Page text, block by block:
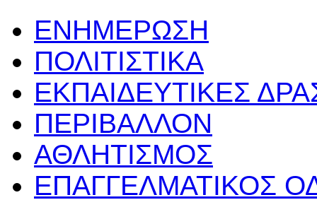
ΕΝΗΜΕΡΩΣΗ
ΠΟΛΙΤΙΣΤΙΚΑ
ΕΚΠΑΙΔΕΥΤΙΚΕΣ
ΠΕΡΙΒΑΛΛΟΝ
ΑΘΛΗΤΙΣΜΟΣ
ΕΠΑΓΓΕΛΜΑΤΙΚΟΣ